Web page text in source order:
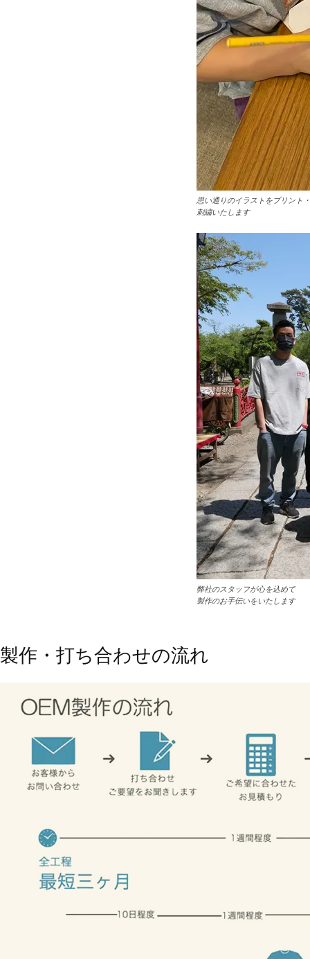
思い通りのイラストをプリント・
刺繍いたします
弊社のスタッフが心を込めて
製作のお手伝いをいたします
製作・打ち合わせの流れ